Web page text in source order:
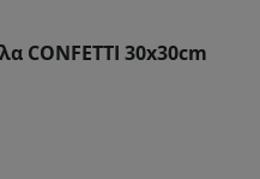
CONFETTI 30x30cm